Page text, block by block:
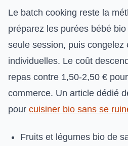
Le batch cooking reste la
préparez les purées bébé
seule session, puis congelez
individuelles. Le coût
repas contre 1,50-2,50 €
commerce. Un article dédié
pour cuisiner bio sans se
Fruits et légumes bio de